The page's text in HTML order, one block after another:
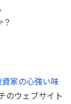
資家の心強い味
のウェブサイト